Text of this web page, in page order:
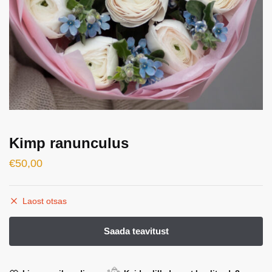
Kimp ranunculus
€50,00
Laost otsas